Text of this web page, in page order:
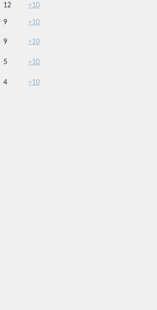
12 <10
9 <10
9 <10
5 <10
4 <10